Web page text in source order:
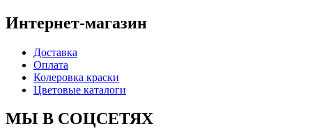
Интернет-магазин
Доставка
Оплата
Колеровка краски
Цветовые каталоги
МЫ В СОЦСЕТЯХ